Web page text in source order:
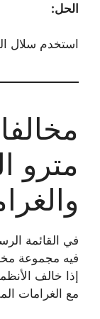
الحل:
استخدم سلال
مترو
في القائمة
فيه مجموعة
إذا خالف
مع الغرامات